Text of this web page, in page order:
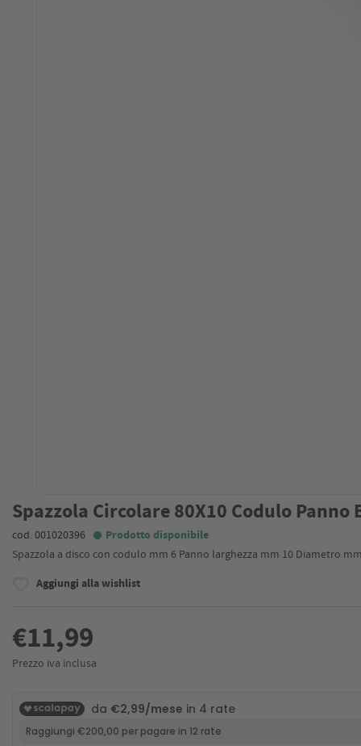
Spazzola Circolare 80X10 Codulo Panno
cod. 001020396 Prodotto disponibile
Spazzola a disco con codulo mm 6 Panno larghezza mm 10 Diametro
Aggiungi alla wishlist
€11,99
Prezzo iva inclusa